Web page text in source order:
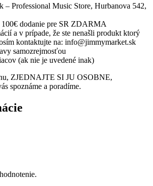
– Professional Music Store, Hurbanova 542,
100€ dodanie pre SR ZDARMA
a v prípade, že ste nenašli produkt ktorý
kontaktujte na: info@jimmymarket.sk
samozrejmosťou
(ak nie je uvedené inak)
ZJEDNAJTE SI JU OSOBNE,
spoznáme a poradíme.